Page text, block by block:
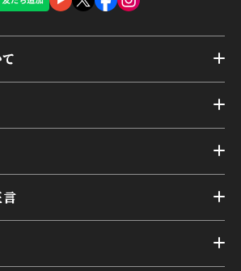
組んだ事業
特徴
けて
言